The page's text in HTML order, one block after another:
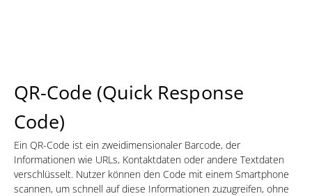
QR-Code (Quick Response
Code)
Ein QR-Code ist ein zweidimensionaler Barcode, der
Informationen wie URLs, Kontaktdaten oder andere Textdaten
verschlüsselt. Nutzer können den Code mit einem Smartphone
scannen, um schnell auf diese Informationen zuzugreifen, ohne